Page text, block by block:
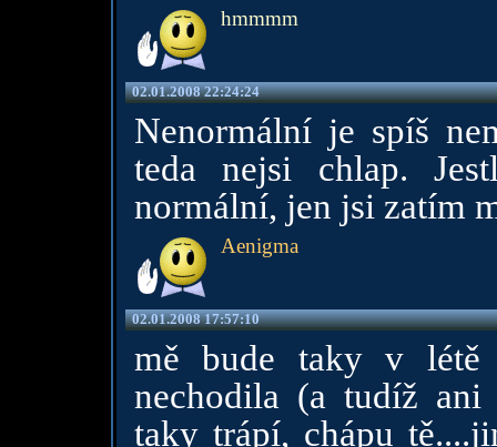
hmmmm
02.01.2008 22:24:24
Nenormální je spíš
teda nejsi chlap.
normální, jen jsi zatím
Aenigma
02.01.2008 17:57:10
mě bude taky v
nechodila (a tudíž
taky trápí, chápu